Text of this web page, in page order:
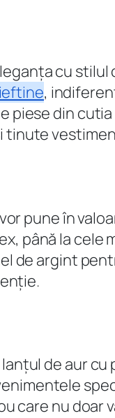
cu stilul
,
piese din
tinute
pune în
până la cele
de argint
.
de aur cu
care nu doar